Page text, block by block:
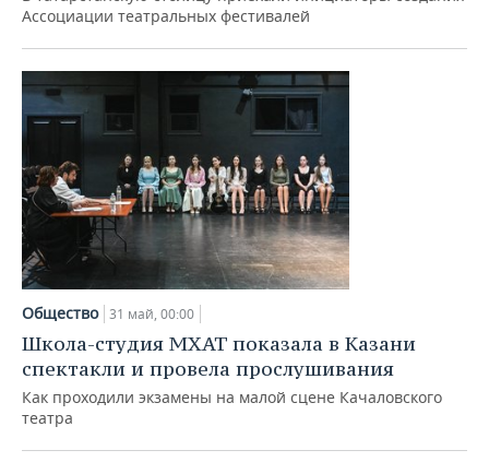
Ассоциации театральных фестивалей
Общество 31 май, 00:00
Школа-студия МХАТ показала в Казани
спектакли и провела прослушивания
Как проходили экзамены на малой сцене Качаловского
театра